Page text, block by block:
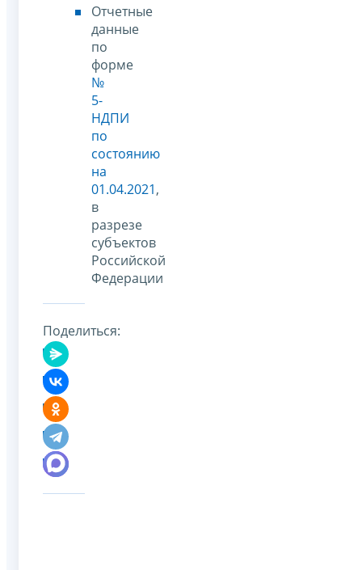
Отчетные
данные
по
форме
№
5-
НДПИ
по
состоянию
на
01.04.2021,
в
разрезе
субъектов
Российской
Федерации
Поделиться: